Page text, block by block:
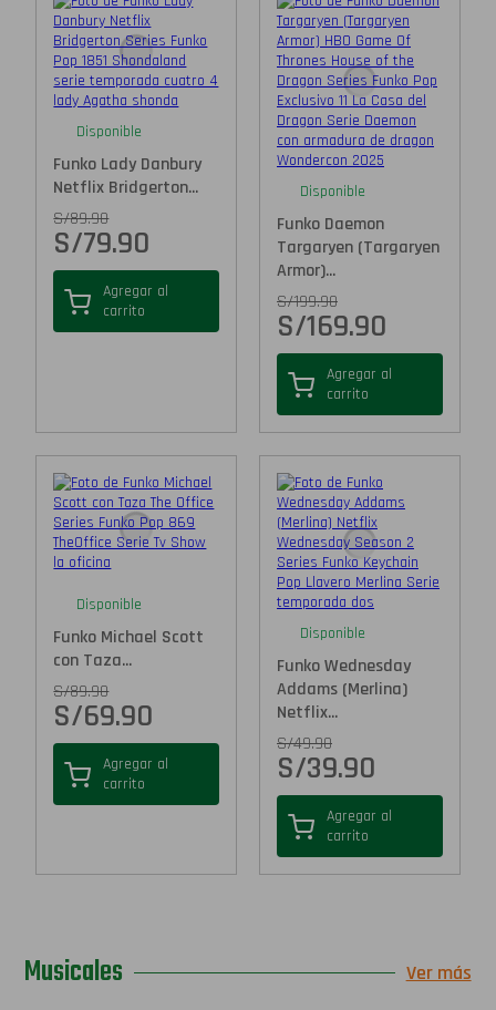
Disponible
Funko Lady Danbury
Netflix Bridgerton...
S/89.90
S/79.90
Agregar al
carrito
Disponible
Funko Daemon
Targaryen (Targaryen
Armor)...
S/199.90
S/169.90
Agregar al
carrito
Disponible
Funko Michael Scott
con Taza...
S/89.90
S/69.90
Agregar al
carrito
Disponible
Funko Wednesday
Addams (Merlina)
Netflix...
S/49.90
S/39.90
Agregar al
carrito
Musicales Ver más